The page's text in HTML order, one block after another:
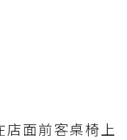
面前客桌椅上